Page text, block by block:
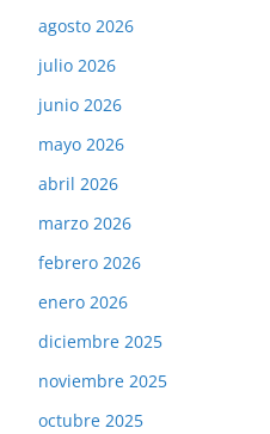
agosto 2026
julio 2026
junio 2026
mayo 2026
abril 2026
marzo 2026
febrero 2026
enero 2026
diciembre 2025
noviembre 2025
octubre 2025